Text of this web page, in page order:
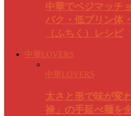
中華でベジマッチ
パク・低プリン体
（ふちく）レシピ
中華LOVERS
中華LOVERS
太さと形で味が変
禄」の手延べ麺を